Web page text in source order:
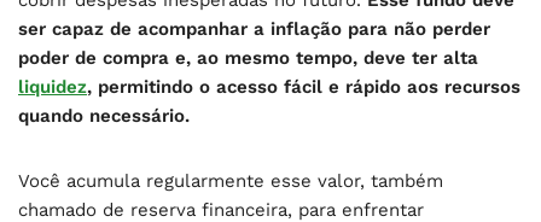
ser capaz de acompanhar a inflação para não perder
poder de compra e, ao mesmo tempo, deve ter alta
liquidez, permitindo o acesso fácil e rápido aos recursos
quando necessário.
Você acumula regularmente esse valor, também
chamado de reserva financeira, para enfrentar